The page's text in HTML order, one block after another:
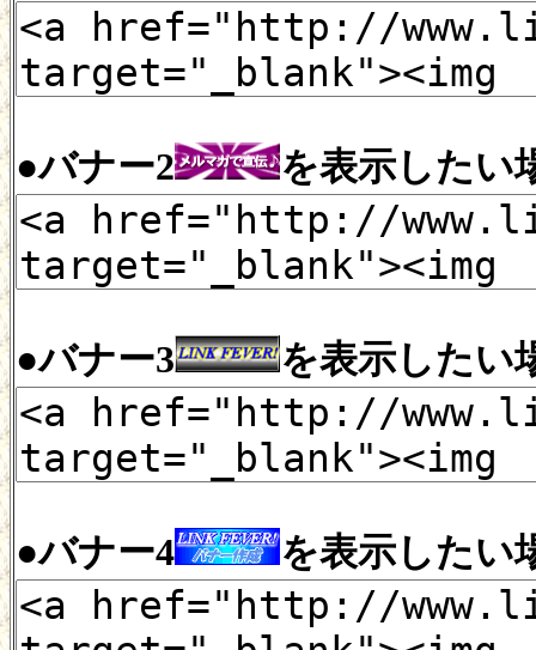
●バナー2 を表示したい
●バナー3 を表示したい
●バナー4 を表示したい